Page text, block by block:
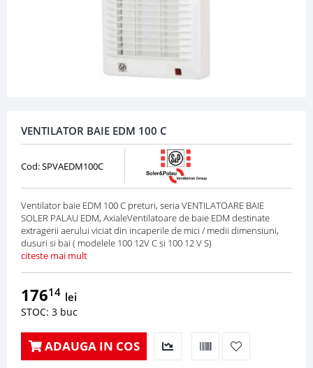
VENTILATOR BAIE EDM 100 C
Cod: SPVAEDM100C
Ventilator baie EDM 100 C preturi, seria VENTILATOARE BAIE
SOLER PALAU EDM, AxialeVentilatoare de baie EDM destinate
extragerii aerului viciat din incaperile de mici / medii dimensiuni,
dusuri si bai ( modelele 100 12V C si 100 12 V S)
citeste mai mult
17614 lei
STOC: 3 buc
ADAUGA IN COS